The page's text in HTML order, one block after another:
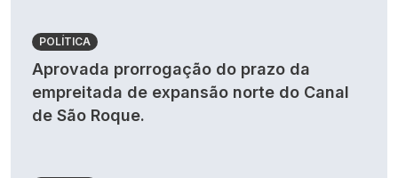
POLÍTICA
Aprovada prorrogação do prazo da
empreitada de expansão norte do Canal
de São Roque.